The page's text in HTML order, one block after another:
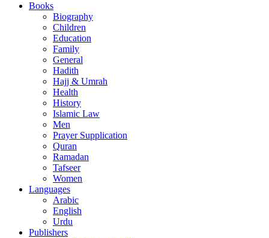
Books
Biography
Children
Education
Family
General
Hadith
Hajj & Umrah
Health
History
Islamic Law
Men
Prayer Supplication
Quran
Ramadan
Tafseer
Women
Languages
Arabic
English
Urdu
Publishers